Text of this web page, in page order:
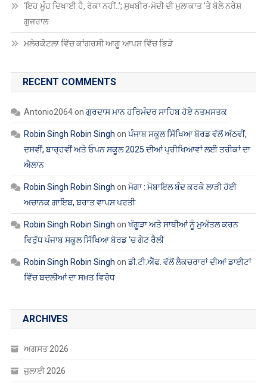
‘ਇਹ ਮੂੰਹ ਦਿਖਾਈ ਹੈ, ਰੋਕਾ ਨਹੀਂ..’; ਸੁਖਬੀਰ-ਮੋਦੀ ਦੀ ਮੁਲਾਕਾਤ ’ਤੇ ਬੋਲੇ ਨਰੇਸ਼
ਗੁਜਰਾਲ
ਮਲੇਰਕੋਟਲਾ ਵਿੱਚ ਕਾਂਗਰਸੀ ਆਗੂ ਆਪਸ ਵਿੱਚ ਭਿੜੇ
RECENT COMMENTS
Antonio2064on ਗੁਰਦਾਸ ਮਾਨ ਹਰਿਮੰਦਰ ਸਾਹਿਬ ਹੋਏ ਨਤਮਸਤਕ
Robin Singh Robin Singh onਪੰਜਾਬ ਸਕੂਲ ਸਿੱਖਿਆ ਬੋਰਡ ਵੱਲੋਂ ਅੱਠਵੀਂ,
ਦਸਵੀਂ, ਬਾਰ੍ਹਵੀਂ ਅਤੇ ਓਪਨ ਸਕੂਲ 2025 ਦੀਆਂ ਪ੍ਰੀਖਿਆਵਾਂ ਲਈ ਤਰੀਕਾਂ ਦਾ
ਐਲਾਨ
Robin Singh Robin Singh on ਮੋਗਾ : ਮੋਬਾਇਲ ਬੰਦ ਕਰਕੇ ਲਾੜੀ ਹੋਈ
ਅਚਾਨਕ ਗਾਇਬ, ਬਰਾਤ ਵਾਪਸ ਪਰਤੀ
Robin Singh Robin Singh onਖੰਗੂੜਾ ਅਤੇ ਸਾਥੀਆਂ ਨੂੰ ਮੁਅੱਤਲ ਕਰਨ
ਵਿਰੁੱਧ ਪੰਜਾਬ ਸਕੂਲ ਸਿੱਖਿਆ ਬੋਰਡ ‘ਚ ਗੇਟ ਰੈਲੀ
Robin Singh Robin Singh onਡੀ.ਟੀ.ਐੱਫ. ਵੱਲੋਂ ਲੈਕਚਰਾਰਾਂ ਦੀਆਂ ਡਾਈਟਾਂ
ਵਿੱਚ ਬਦਲੀਆਂ ਦਾ ਸਖ਼ਤ ਵਿਰੋਧ
ARCHIVES
ਅਗਸਤ 2026
ਜੁਲਾਈ 2026